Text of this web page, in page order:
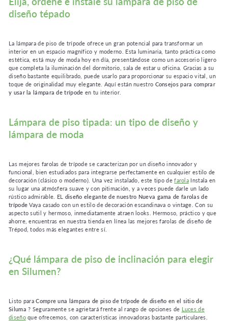
diseño tépado
La lámpara de piso de trípode ofrece un gran potencial para transformar un
interior en un espacio magnífico y moderno. Esta luminaria, tanto práctica como
estética, está muy de moda hoy en día, presentándose como un accesorio ligero
que completa la iluminación del dormitorio, sala de estar u oficina. Gracias a su
diseño bastante equilibrado, puede usarlo para proporcionar su espacio vital, un
toque de originalidad muy elegante. Aquí están nuestro Consejos para comprar
y usar la lámpara de trípode en tu interior.
Lámpara de piso tipada: un tipo de diseño y
lámpara de moda
Las mejores farolas de trípode se caracterizan por un diseño innovador y
funcional, bien estudiados para integrarse perfectamente en cualquier estilo de
decoración (clásico o moderno). Una vez instalado, este tipo defarola Instala en
su lugar una atmósfera suave y con pitimación, y a veces puede darle un lado
rústico admirable. EL diseño elegante de nuestro Nueva gama de farolas de
trípode Vaya casado con un estilo de decoración escandinava o vintage. Con su
aspecto sutil y hermoso, inmediatamente atraen looks. Hermoso, práctico y que
ahorre, encuentras en nuestra tienda en línea las mejores farolas de diseño de
Trépod, todos más elegantes entre sí.
¿Qué lámpara de piso de inclinación para elegir
en Silumen?
Listo paraCompre una lámpara de piso de trípode de diseño en el sitio de
Siluma ? Seguramente se agrietará frente al rango de opciones de Luces de
diseñoque ofrecemos, con características innovadoras bastante particulares.